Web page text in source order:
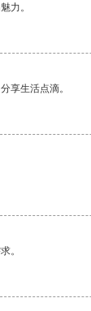
力。
享生活点滴。
。